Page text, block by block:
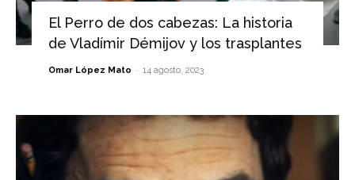
El Perro de dos cabezas: La historia
de Vladímir Démijov y los trasplantes
Omar López Mato - 14 agosto, 2023